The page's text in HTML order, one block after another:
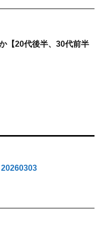
【20代後半、30代前半